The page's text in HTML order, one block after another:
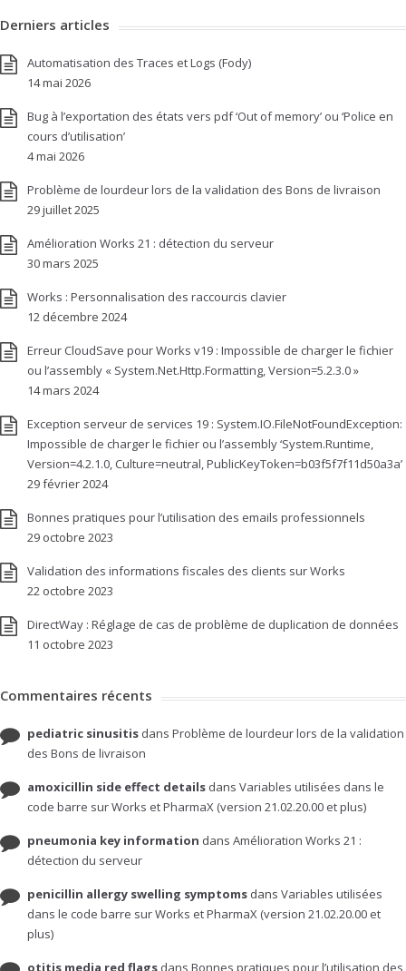
Derniers articles
Automatisation des Traces et Logs (Fody)
14 mai 2026
Bug à l’exportation des états vers pdf ‘Out of memory’ ou ‘Police en
cours d’utilisation’
4 mai 2026
Problème de lourdeur lors de la validation des Bons de livraison
29 juillet 2025
Amélioration Works 21 : détection du serveur
30 mars 2025
Works : Personnalisation des raccourcis clavier
12 décembre 2024
Erreur CloudSave pour Works v19 : Impossible de charger le fichier
ou l’assembly « System.Net.Http.Formatting, Version=5.2.3.0 »
14 mars 2024
Exception serveur de services 19 : System.IO.FileNotFoundException:
Impossible de charger le fichier ou l’assembly ‘System.Runtime,
Version=4.2.1.0, Culture=neutral, PublicKeyToken=b03f5f7f11d50a3a’
29 février 2024
Bonnes pratiques pour l’utilisation des emails professionnels
29 octobre 2023
Validation des informations fiscales des clients sur Works
22 octobre 2023
DirectWay : Réglage de cas de problème de duplication de données
11 octobre 2023
Commentaires récents
pediatric sinusitis dans Problème de lourdeur lors de la validation
des Bons de livraison
amoxicillin side effect details dans Variables utilisées dans le
code barre sur Works et PharmaX (version 21.02.20.00 et plus)
pneumonia key information dans Amélioration Works 21 :
détection du serveur
penicillin allergy swelling symptoms dans Variables utilisées
dans le code barre sur Works et PharmaX (version 21.02.20.00 et
plus)